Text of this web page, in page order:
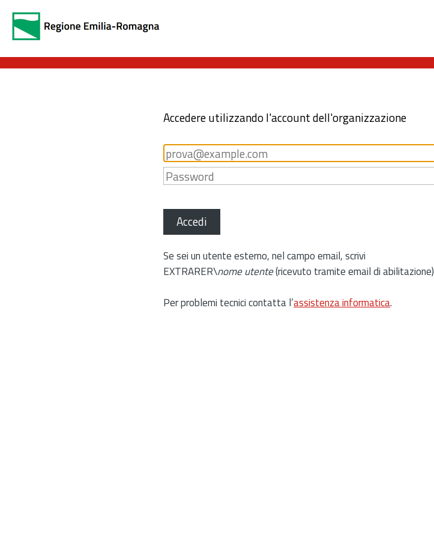
Accedere utilizzando l'account dell'organizzazione
Accedi
Se sei un utente esterno, nel campo email, scrivi
EXTRARER\nome utente(ricevuto tramite email di abilitazione)
Per problemi tecnici contatta l’assistenza informatica.